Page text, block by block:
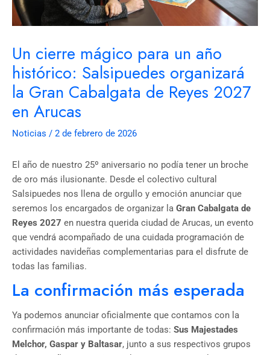
Un cierre mágico para un año
histórico: Salsipuedes organizará
la Gran Cabalgata de Reyes 2027
en Arucas
Noticias / 2 de febrero de 2026
El año de nuestro 25º aniversario no podía tener un broche
de oro más ilusionante. Desde el colectivo cultural
Salsipuedes nos llena de orgullo y emoción anunciar que
seremos los encargados de organizar la Gran Cabalgata de
Reyes 2027 en nuestra querida ciudad de Arucas, un evento
que vendrá acompañado de una cuidada programación de
actividades navideñas complementarias para el disfrute de
todas las familias.
La confirmación más esperada
Ya podemos anunciar oficialmente que contamos con la
confirmación más importante de todas: Sus Majestades
Melchor, Gaspar y Baltasar, junto a sus respectivos grupos